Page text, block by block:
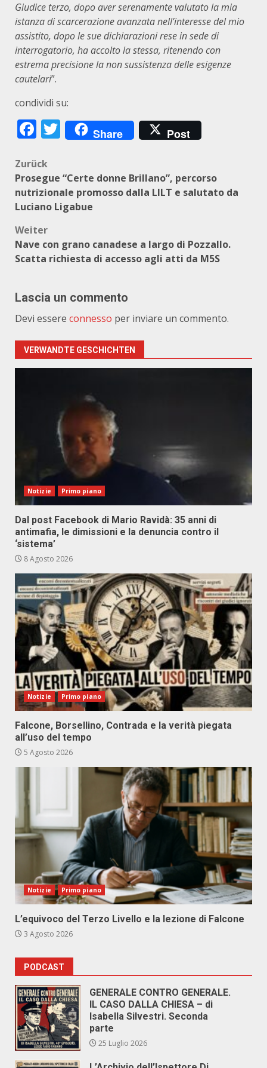
Giudice terzo, dopo aver serenamente valutato la mia
istanza di scarcerazione avanzata nell’interesse del mio
assistito, dopo le sue dichiarazioni rese in sede di
interrogatorio, ha accolto la stessa, ritenendo con
estrema precisione la non sussistenza delle esigenze
cautelari”.
condividi su:
Facebook
Twitter
Share Post
Beitragsnavigation
Zurück
Prosegue “Certe donne Brillano”, percorso
nutrizionale promosso dalla LILT e salutato da
Luciano Ligabue
Weiter
Nave con grano canadese a largo di Pozzallo.
Scatta richiesta di accesso agli atti da M5S
Lascia un commento
Devi essere connesso per inviare un commento.
VERWANDTE GESCHICHTEN
Notizie Primo piano
Dal post Facebook di Mario Ravidà: 35 anni di
antimafia, le dimissioni e la denuncia contro il
‘sistema’
8 Agosto 2026
Notizie Primo piano
Falcone, Borsellino, Contrada e la verità piegata
all’uso del tempo
5 Agosto 2026
Notizie Primo piano
L’equivoco del Terzo Livello e la lezione di Falcone
3 Agosto 2026
PODCAST
GENERALE CONTRO GENERALE.
IL CASO DALLA CHIESA – di
Isabella Silvestri. Seconda
parte
25 Luglio 2026